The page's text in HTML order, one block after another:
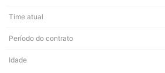
Time atual
Período do contrato
Idade